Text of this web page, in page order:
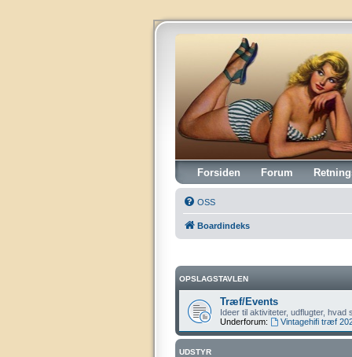
Vintagehifi.dk
Forsiden Forum
OSS
Boardindeks
OPSLAGSTAVLEN
Træf/Events
Ideer til aktiviteter, udflugter, hvad
Underforum:
Vintagehifi træf
UDSTYR